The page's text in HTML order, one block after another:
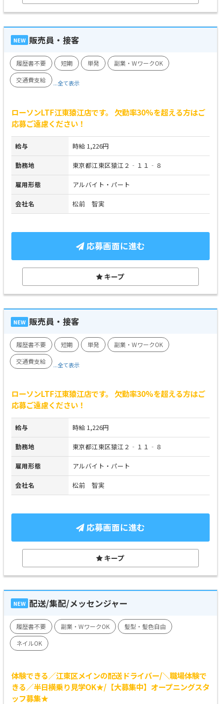
NEW 販売員・接客
履歴書不要 短期 単発
副業・WワークOK
交通費支給
...全て表示
ローソンLTF江東猿江店です。 欠勤率30%を超える方はご
応募ご遠慮ください！
給与 時給 1,226円
勤務地 東京都江東区猿江２‐１１‐８
雇用形態 アルバイト・パート
会社名 松前 智実
応募画面に進む
キープ
NEW 販売員・接客
履歴書不要 短期 単発
副業・WワークOK
交通費支給
...全て表示
ローソンLTF江東猿江店です。 欠勤率30%を超える方はご
応募ご遠慮ください！
給与 時給 1,226円
勤務地 東京都江東区猿江２‐１１‐８
雇用形態 アルバイト・パート
会社名 松前 智実
応募画面に進む
キープ
NEW 配送/集配/メッセンジャー
履歴書不要 副業・WワークOK
髪型・髪色自由
ネイルOK
体験できる／江東区メインの配送ドライバー/＼職場体験で
きる／半日横乗り見学OK★/【大募集中】オープニングスタ
ッフ募集★